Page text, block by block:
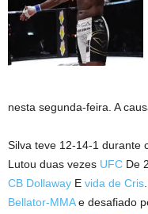
nesta segunda-feira. A
Silva teve 12-14-1 durante
Lutou duas vezes UFC De
CB Dollaway E vida de Cris
Bellator-MMAe desafiado